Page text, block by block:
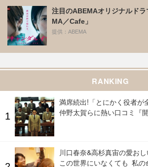
注目のABEMAオリジナルド
MA／Cafe」
提供：ABEMA
RANKING
満席続出!「とにかく役者が
仲野太賀らに熱い口コミ『開
川口春奈&高杉真宙の愛お
この世界にいなくても 私の